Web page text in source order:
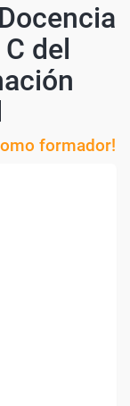
del
formador!